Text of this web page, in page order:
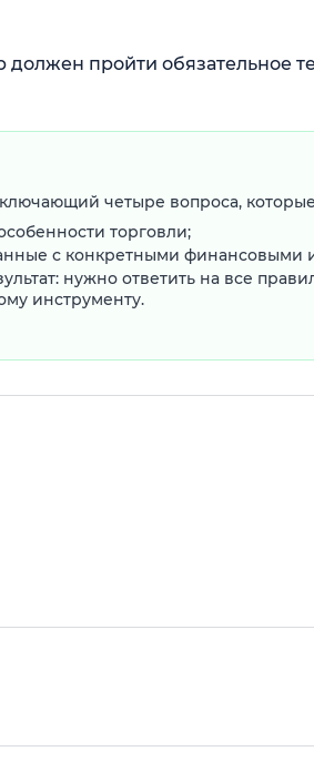
пройти обязательное
четыре вопроса,
торговли;
с конкретными финансовыми
нужно ответить на все
инструменту.